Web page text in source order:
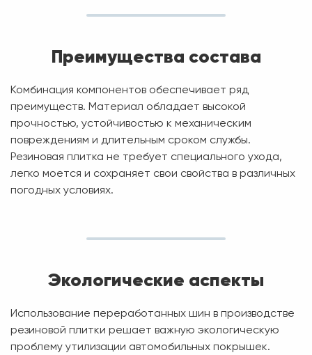
Преимущества состава
Комбинация компонентов обеспечивает ряд
преимуществ. Материал обладает высокой
прочностью, устойчивостью к механическим
повреждениям и длительным сроком службы.
Резиновая плитка не требует специального ухода,
легко моется и сохраняет свои свойства в различных
погодных условиях.
Экологические аспекты
Использование переработанных шин в производстве
резиновой плитки решает важную экологическую
проблему утилизации автомобильных покрышек.